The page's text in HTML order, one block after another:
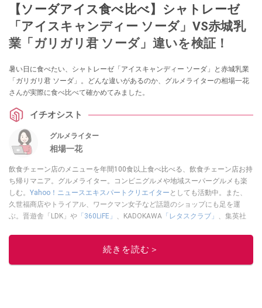
【ソーダアイス食べ比べ】シャトレーゼ
「アイスキャンディー ソーダ」VS赤城乳
業「ガリガリ君 ソーダ」違いを検証！
暑い日に食べたい、シャトレーゼ「アイスキャンディー ソーダ」と赤城乳業
「ガリガリ君 ソーダ」。どんな違いがあるのか、グルメライターの相場一花
さんが実際に食べ比べて確かめてみました。
イチオシスト
グルメライター
相場一花
飲食チェーン店のメニューを年間100食以上食べ比べる、飲食チェーン店お持
ち帰りマニア。グルメライター。コンビニグルメや地域スーパーグルメも楽
しむ。 Yahoo！ニュースエキスパートクリエイター としても活動中。また、
久世福商店やトライアル、ワークマン女子など話題のショップにも足を運
ぶ。晋遊舎「LDK」や 「360LiFE」 、KADOKAWA 「レタスクラブ」 、集英社
ルメライター、食の専門家として出演実績あり。
続きを読む＞